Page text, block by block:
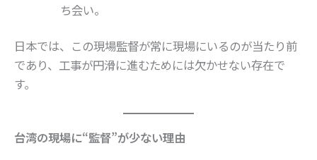
ち会い。
日本では、この現場監督が常に現場にいるのが当たり前
であり、工事が円滑に進むためには欠かせない存在で
す。
台湾の現場に“監督”が少ない理由